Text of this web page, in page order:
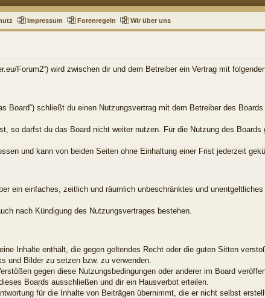
Impressum Forenregeln Wir über uns
Forum2“) wird zwischen dir und dem Betreiber ein Vertrag mit
Board“) schließt du einen Nutzungsvertrag mit dem Betreiber des
so darfst du das Board nicht weiter nutzen. Für die Nutzung des
und kann von beiden Seiten ohne Einhaltung einer Frist jederzeit
ein einfaches, zeitlich und räumlich unbeschränktes und
nach Kündigung des Nutzungsvertrages bestehen.
Inhalte enthält, die gegen geltendes Recht oder die guten Sitten
und Bilder zu setzen bzw. zu verwenden.
gegen diese Nutzungsbedingungen oder anderer im Board
Boards ausschließen und dir ein Hausverbot erteilen.
für die Inhalte von Beiträgen übernimmt, die er nicht selbst